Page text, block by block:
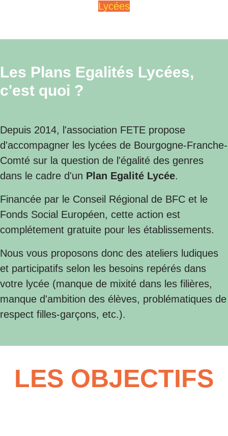
Lycées
Les Plans Egalités Lycées,
c'est quoi ?
Depuis 2014, l'association FETE propose
d'accompagner les lycées de Bourgogne-Franche-
Comté sur la question de l'égalité des genres
dans le cadre d'un Plan Egalité Lycée.
Financée par le Conseil Régional de BFC et le
Fonds Social Européen, cette action est
complétement gratuite pour les établissements.
Nous vous proposons donc des ateliers ludiques
et participatifs selon les besoins repérés dans
votre lycée (manque de mixité dans les filières,
manque d'ambition des élèves, problématiques de
respect filles-garçons, etc.).
LES OBJECTIFS